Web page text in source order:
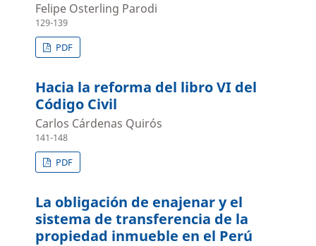
Felipe Osterling Parodi
129-139
PDF
Hacia la reforma del libro VI del
Código Civil
Carlos Cárdenas Quirós
141-148
PDF
La obligación de enajenar y el
sistema de transferencia de la
propiedad inmueble en el Perú